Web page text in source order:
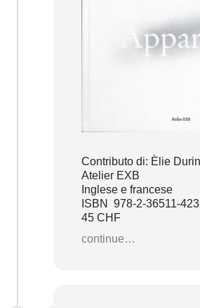
Contributo di: Èlie
Atelier EXB
Inglese e francese
ISBN 978-2-36511-
45 CHF
continue…